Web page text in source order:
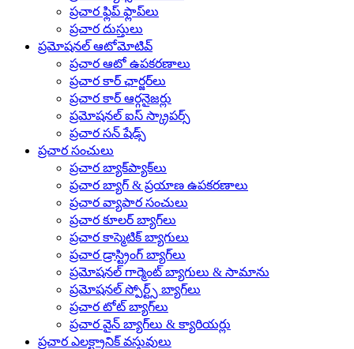
ప్రచార ఫ్లిప్ ఫ్లాప్‌లు
ప్రచార దుస్తులు
ప్రమోషనల్ ఆటోమోటివ్
ప్రచార ఆటో ఉపకరణాలు
ప్రచార కార్ ఛార్జర్‌లు
ప్రచార కార్ ఆర్గనైజర్లు
ప్రమోషనల్ ఐస్ స్క్రాపర్స్
ప్రచార సన్ షేడ్స్
ప్రచార సంచులు
ప్రచార బ్యాక్‌ప్యాక్‌లు
ప్రచార బ్యాగ్ & ప్రయాణ ఉపకరణాలు
ప్రచార వ్యాపార సంచులు
ప్రచార కూలర్ బ్యాగ్‌లు
ప్రచార కాస్మెటిక్ బ్యాగులు
ప్రచార డ్రాస్ట్రింగ్ బ్యాగ్‌లు
ప్రమోషనల్ గార్మెంట్ బ్యాగులు & సామాను
ప్రమోషనల్ స్పోర్ట్స్ బ్యాగ్‌లు
ప్రచార టోట్ బ్యాగ్‌లు
ప్రచార వైన్ బ్యాగ్‌లు & క్యారియర్లు
ప్రచార ఎలక్ట్రానిక్ వస్తువులు